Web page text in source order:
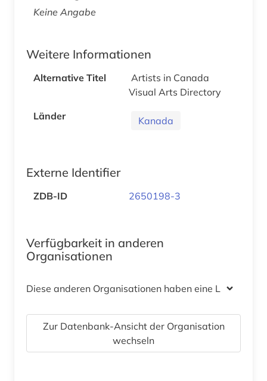
Keine Angabe
Weitere Informationen
Alternative Titel
Artists in Canada
Visual Arts Directory
Länder
Kanada
Externe Identifier
ZDB-ID 2650198-3
Verfügbarkeit in anderen
Organisationen
Diese anderen Organisationen haben eine Lizenz
Zur Datenbank-Ansicht der Organisation
wechseln